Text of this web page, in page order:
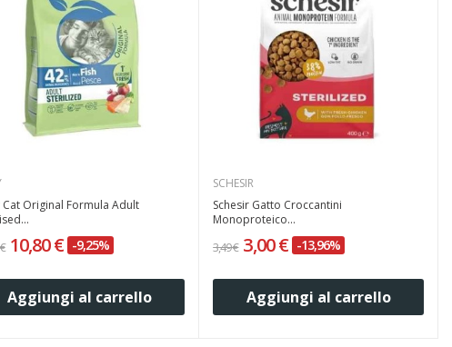
Cat Original Formula Adult
10,80 € -9,25%
Aggiungi al carrello
SCHESIR
Schesir Gatto Croccantini
Monoproteico...
3,49 € 3,00 € -13,96%
Aggiungi al carrello